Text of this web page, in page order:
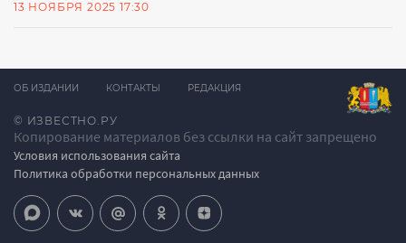
13 НОЯБРЯ 2025 17:30
© ИЗВЕСТНО.РУ
Копирование материалов без ссылки на сайт запрещено
Условия использования сайта
Политика обработки персональных данных
ОБ ИЗДАНИИ КОНТАКТЫ РЕДАКЦИЯ